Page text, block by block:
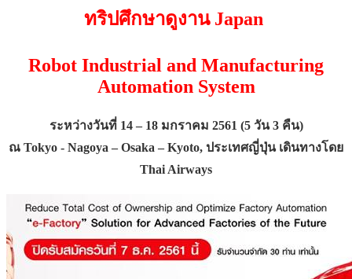
ทริปศึกษาดูงาน Japan
Robot Industrial and Manufacturing
Automation System
ระหว่างวันที่ 14 – 18 มกราคม 2561 (5 วัน 3 คืน)
ณ Tokyo - Nagoya – Osaka – Kyoto, ประเทศญี่ปุ่น เดินทางโดย
Thai Airways